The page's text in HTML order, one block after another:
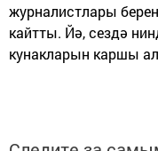
журналистлары
кайтты. Йә, сездә
кунакларын каршы